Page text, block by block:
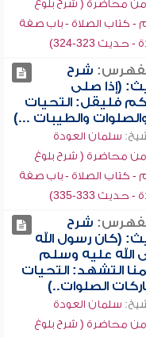
محاضرة ( شرح بلوغ
- كتاب الصلاة - باب صفة
حديث 323-324)
شرح
(إذا صلى
فليقل: التحيات
والطيبات ...)
سلمان العودة
محاضرة ( شرح بلوغ
- كتاب الصلاة - باب صفة
حديث 333-335)
شرح
(كان رسول الله
الله عليه وسلم
التشهد: التحيات
الصلوات..)
سلمان العودة
محاضرة ( شرح بلوغ